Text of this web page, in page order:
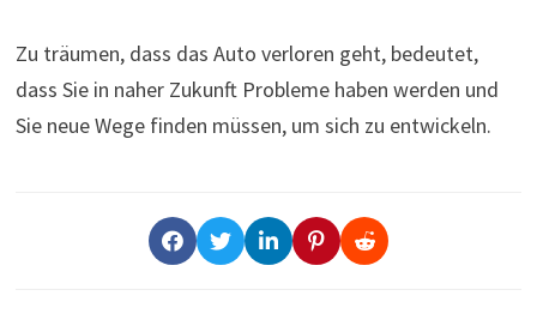
Zu träumen, dass das Auto verloren geht, bedeutet,
dass Sie in naher Zukunft Probleme haben werden und
Sie neue Wege finden müssen, um sich zu entwickeln.